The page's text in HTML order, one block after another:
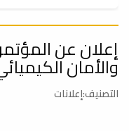
إعلان عن
والأمان
التصنيف:إعلانات